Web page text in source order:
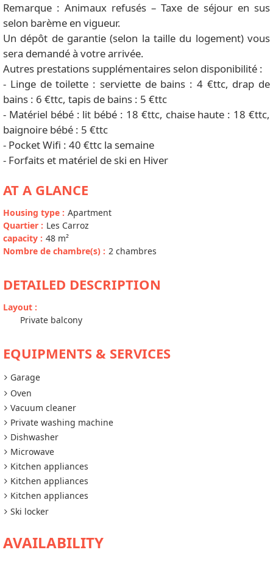
Remarque : Animaux refusés – Taxe de séjour en sus
selon barème en vigueur.
Un dépôt de garantie (selon la taille du logement) vous
sera demandé à votre arrivée.
Autres prestations supplémentaires selon disponibilité :
- Linge de toilette : serviette de bains : 4 €ttc, drap de
bains : 6 €ttc, tapis de bains : 5 €ttc
- Matériel bébé : lit bébé : 18 €ttc, chaise haute : 18 €ttc,
baignoire bébé : 5 €ttc
- Pocket Wifi : 40 €ttc la semaine
- Forfaits et matériel de ski en Hiver
AT A GLANCE
Housing type : Apartment
Quartier : Les Carroz
capacity : 48 m²
Nombre de chambre(s) : 2 chambres
DETAILED DESCRIPTION
Layout :
Private balcony
EQUIPMENTS & SERVICES
Garage
Oven
Vacuum cleaner
Private washing machine
Dishwasher
Microwave
Kitchen appliances
Kitchen appliances
Kitchen appliances
Ski locker
AVAILABILITY